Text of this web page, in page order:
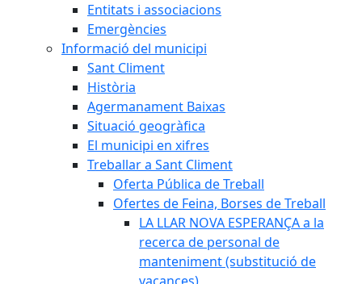
Entitats i associacions
Emergències
Informació del municipi
Sant Climent
Història
Agermanament Baixas
Situació geogràfica
El municipi en xifres
Treballar a Sant Climent
Oferta Pública de Treball
Ofertes de Feina, Borses de Treball
LA LLAR NOVA ESPERANÇA a la
recerca de personal de
manteniment (substitució de